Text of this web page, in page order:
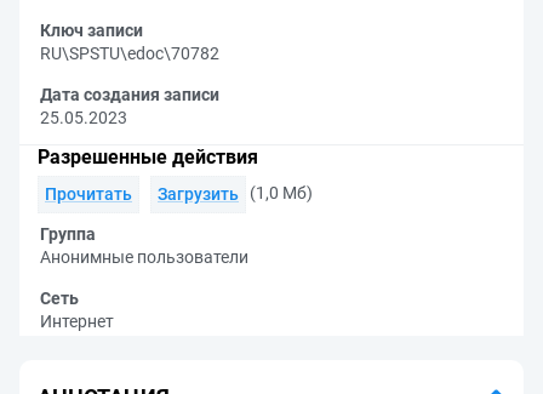
Ключ записи
RU\SPSTU\edoc\70782
Дата создания записи
25.05.2023
Разрешенные действия
Прочитать Загрузить (1,0 Мб)
Группа
Анонимные пользователи
Сеть
Интернет